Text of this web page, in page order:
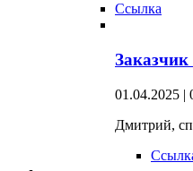
Ссылка
01.04.2025 |
Дмитрий,